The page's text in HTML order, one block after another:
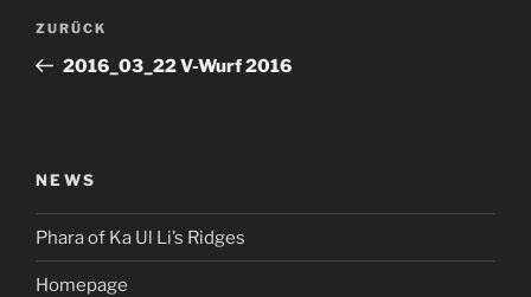
Beitragsnavigation
Vorheriger
Beitrag
ZURÜCK
2016_03_22 V-Wurf 2016
NEWS
Phara of Ka Ul Li’s Ridges
Homepage